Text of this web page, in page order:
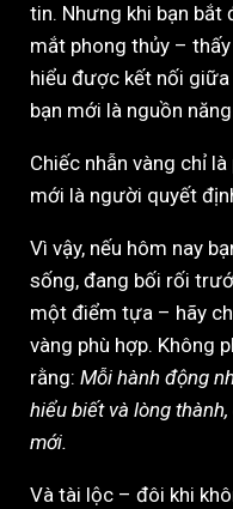
tin. Nhưng khi bạn bắt
mắt phong thủy –
hiểu được kết nối
bạn mới là nguồn
Chiếc nhẫn vàng chỉ
mới là người quyết
Vì vậy, nếu hôm nay
sống, đang bối rối
một điểm tựa – hãy
vàng phù hợp. Không
rằng: Mỗi hành động
hiểu biết và lòng
mới.
Và tài lộc – đôi khi